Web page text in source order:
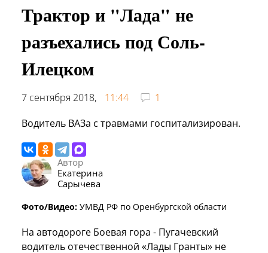
Трактор и "Лада" не
разъехались под Соль-
Илецком
7 сентября 2018, 11:44
1
Водитель ВАЗа с травмами госпитализирован.
Автор
Екатерина
Сарычева
Фото/Видео: УМВД РФ по Оренбургской области
На автодороге Боевая гора - Пугачевский
водитель отечественной «Лады Гранты» не